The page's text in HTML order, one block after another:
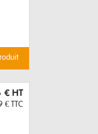
€ HT
€ TTC